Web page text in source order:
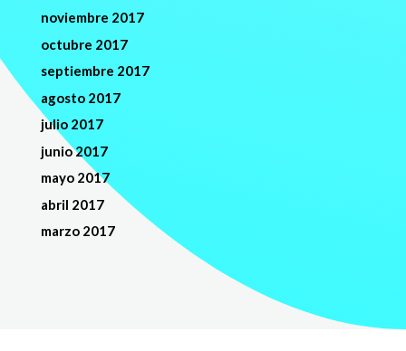
noviembre 2017
octubre 2017
septiembre 2017
agosto 2017
julio 2017
junio 2017
mayo 2017
abril 2017
marzo 2017